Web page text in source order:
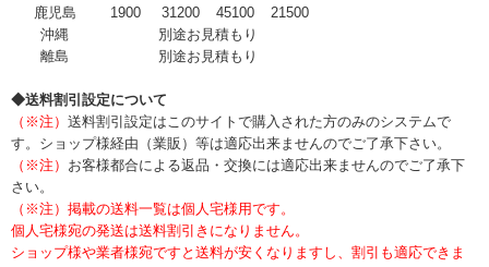
鹿児島
1900 31200 45100
21500
沖縄
別途お見積もり
離島
別途お見積もり
◆送料割引設定について
（※注） 送料割引設定はこのサイトで購入された方のみのシステムで
す。ショップ様経由（業販）等は適応出来ませんのでご了承下さい。
（※注） お客様都合による返品・交換には適応出来ませんのでご了承下
さい。
（※注）掲載の送料一覧は個人宅様用です。
個人宅様宛の発送は送料割引きになりません。
ショップ様や業者様宛ですと送料が安くなりますし、割引も適応できま